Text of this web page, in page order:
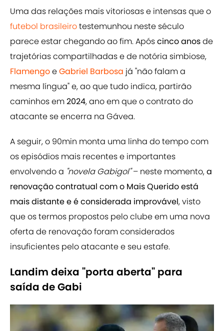
Uma das relações mais vitoriosas e intensas que o
futebol brasileirotestemunhou neste século
parece estar chegando ao fim. Apóscinco anosde
trajetórias compartilhadas e de notória simbiose,
FlamengoeGabriel Barbosa já "não falam a
mesma língua" e, ao que tudo indica, partirão
caminhos em2024, ano em que o contrato do
atacante se encerra na Gávea.
A seguir, o 90min monta uma linha do tempo com
os episódios mais recentes e importantes
envolvendo a "novela Gabigol"– neste momento,a
renovação contratual com o Mais Querido está
mais distante e é considerada improvável, visto
que os termos propostos pelo clube em uma nova
oferta de renovação foram considerados
insuficientes pelo atacante e seu estafe.
Landim deixa "porta aberta" para
saída de Gabi